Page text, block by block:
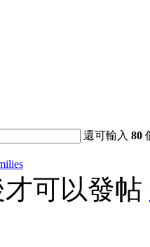
還可輸入80
可以發帖